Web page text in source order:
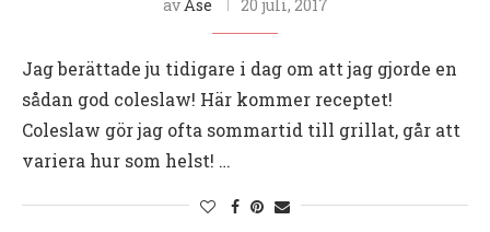
av Åse 20 juli, 2017
Jag berättade ju tidigare i dag om att jag gjorde en
sådan god coleslaw! Här kommer receptet!
Coleslaw gör jag ofta sommartid till grillat, går att
variera hur som helst! …